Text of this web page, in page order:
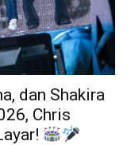
dan Shakira
Chris